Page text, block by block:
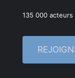
135 000 acteurs